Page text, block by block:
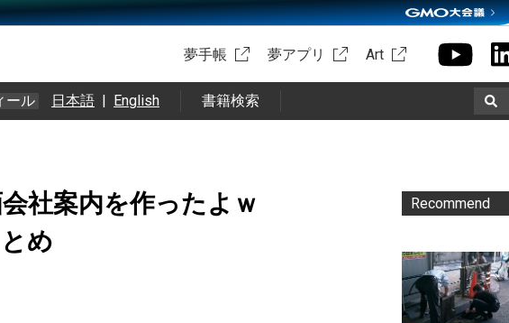
夢手帳 夢アプリ Art
ール 日本語 | English 書籍検索
社案内を作ったよｗ
め
Recommend